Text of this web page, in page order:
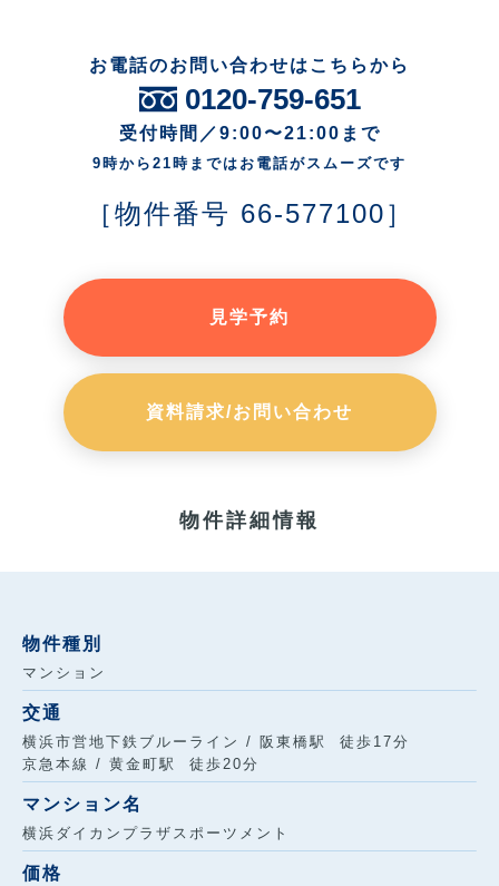
お電話のお問い合わせはこちらから
0120-759-651
受付時間／9:00〜21:00まで
9時から21時まではお電話がスムーズです
［物件番号 66-577100］
見学予約
資料請求/お問い合わせ
物件詳細情報
物件種別
マンション
交通
横浜市営地下鉄ブルーライン / 阪東橋駅 徒歩17分
京急本線 / 黄金町駅 徒歩20分
マンション名
横浜ダイカンプラザスポーツメント
価格